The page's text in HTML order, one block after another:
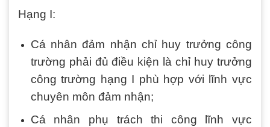
Hạng I:
Cá nhân đảm nhận chỉ huy trưởng công
trường phải đủ điều kiện là chỉ huy trưởng
công trường hạng I phù hợp với lĩnh vực
chuyên môn đảm nhận;
Cá nhân phụ trách thi công lĩnh vực